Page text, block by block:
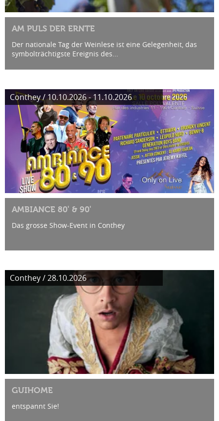
AM PULS DER ERNTE
Der nationale Tag der Weinlese ist eine Gelegenheit, das
symbolträchtigste Ereignis des...
Conthey / 10.10.2026 - 11.10.2026
AMBIANCE 80' & 90'
Das grosse Show-Event in Conthey
Conthey / 28.10.2026
GUIHOME
entspannt Sie!